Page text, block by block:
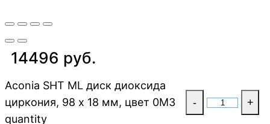
14496 руб.
Aconia SHT ML диск диоксида
циркония, 98 x 18 мм, цвет 0M3
quantity
- +